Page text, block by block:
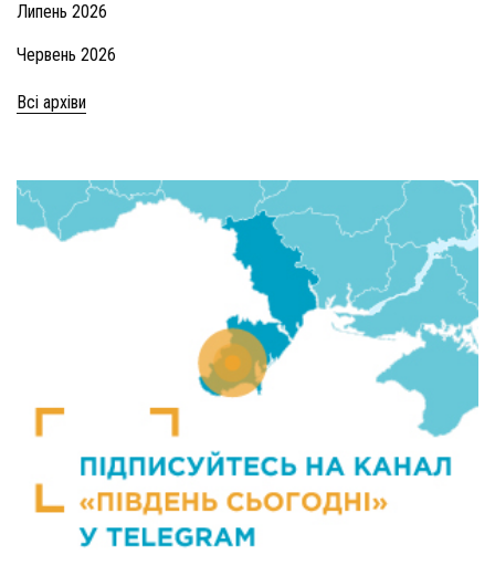
Липень 2026
Червень 2026
Всі архіви